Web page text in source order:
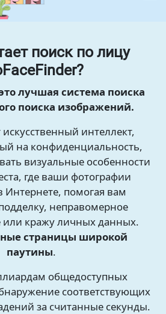
поиск по лицу
лучшая система поиска
поиска изображений.
интеллект,
на конфиденциальность,
визуальные особенности
где ваши фотографии
Интернете, помогая вам
неправомерное
или кражу личных данных.
страницы широкой
паутины.
общедоступных
соответствующих
за считанные секунды.